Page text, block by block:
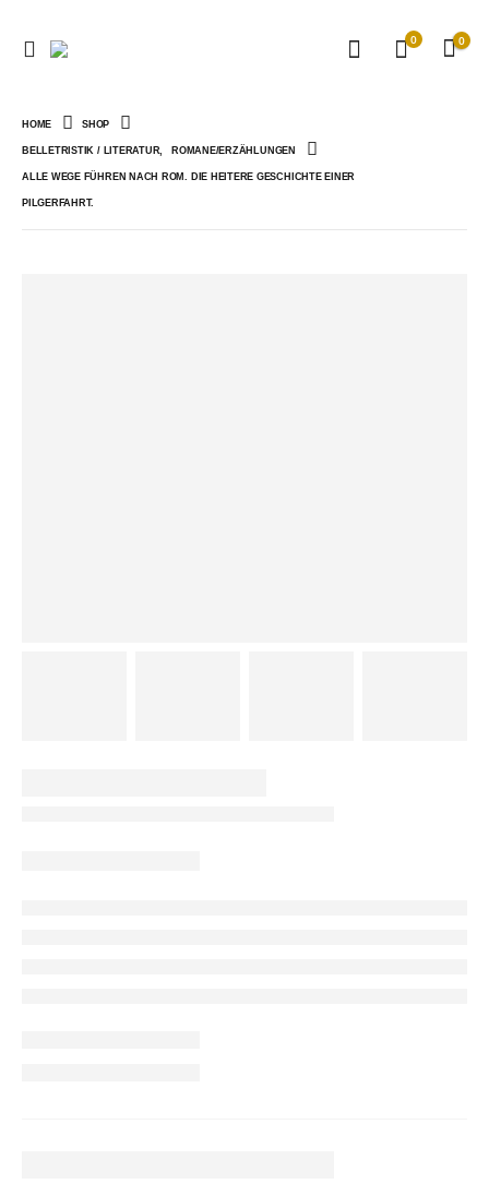
0 0
HOME SHOP
BELLETRISTIK / LITERATUR, ROMANE/ERZÄHLUNGEN
ALLE WEGE FÜHREN NACH ROM. DIE HEITERE GESCHICHTE EINER
PILGERFAHRT.